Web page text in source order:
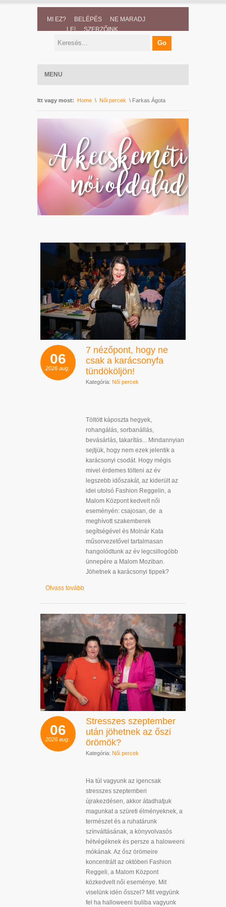
MI EZ? BELÉPÉS
NE MARADJ
LE!
SZERZŐINK
MENU
Itt vagy most: Home \ Női percek \ Farkas Ágota
06
2026 aug.
7 nézőpont, hogy ne
csak a karácsonyfa
tündököljön!
Kategória: Női percek
Töltött káposzta hegyek,
rohangálás, sorbanállás,
bevásárlás, takarítás... Mindannyian
sejtjük, hogy nem ezek jelentik a
karácsonyi csodát. Hogy mégis
mivel érdemes tölteni az év
legszebb időszakát, az kiderült az
idei utolsó Fashion Reggelin, a
Malom Központ kedvelt női
eseményén: csajosan, de a
meghívott szakemberek
segítségével és Molnár Kata
műsorvezetővel tartalmasan
hangolódtunk az év legcsillogóbb
ünnepére a Malom Moziban.
Jöhetnek a karácsonyi tippek?
Olvass tovább
06
2026 aug.
Stresszes szeptember
után jöhetnek az őszi
örömök?
Kategória: Női percek
Ha túl vagyunk az igencsak
stresszes szeptemberi
újrakezdésen, akkor átadhatjuk
magunkat a szüreti élményeknek, a
természet és a ruhatárunk
színváltásának, a könyvolvasós
hétvégéknek és persze a haloweeni
mókának. Az ősz örömeire
koncentrált az októberi Fashion
Reggeli, a Malom Központ
közkedvelt női eseménye. Mit
viselünk idén ősszel? Mit vegyünk
fel ha halloweeni buliba vagyunk